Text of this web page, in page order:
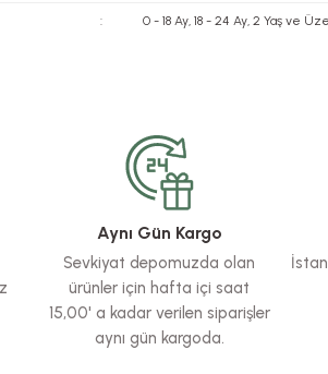
: 0 - 18 Ay, 18 - 24 Ay, 2 Yaş ve
görüntülenemiyor.
bulunuyor.
pahalı.
olmalı.
Aynı Gün Kargo
Sevkiyat depomuzda olan
ürünler için hafta içi saat
15,00' a kadar verilen siparişler
aynı gün kargoda.